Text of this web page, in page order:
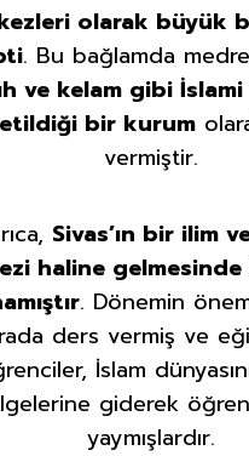
olarak büyük
. Bu bağlamda
ve kelam gibi
bir kurum
vermiştir.
Sivas’ın bir ilim
haline
. Dönemin
ders vermiş ve
İslam
giderek
yaymışlardır.